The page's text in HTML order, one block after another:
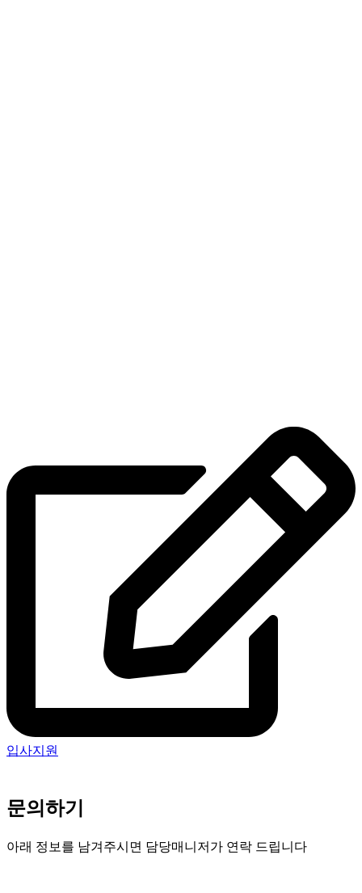
입사지원
문의하기
아래 정보를 남겨주시면 담당매니저가 연락 드립니다